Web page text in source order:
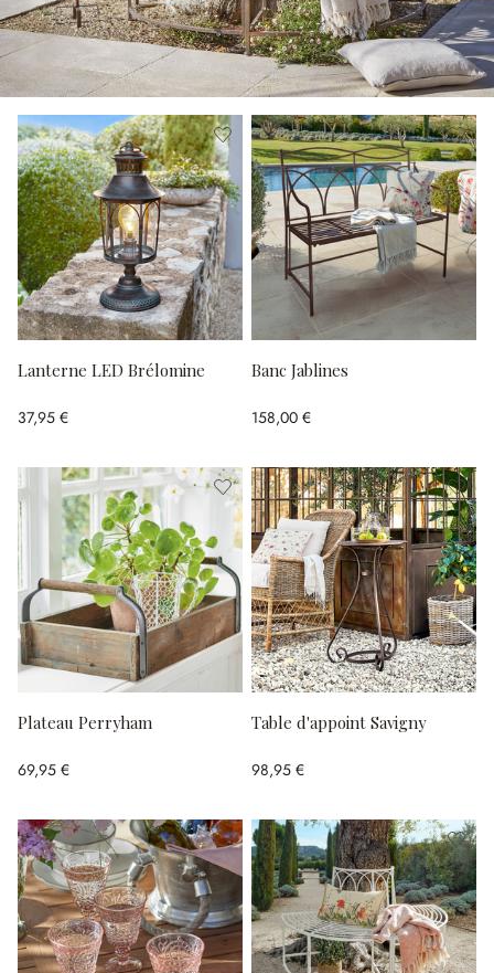
Lanterne LED Brélomine
37,95 €
Banc Jablines
158,00 €
Plateau Perryham
69,95 €
Table d'appoint Savigny
98,95 €